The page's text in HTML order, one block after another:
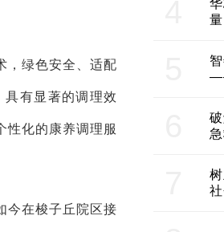
，绿色安全、适配
有显著的调理效
性化的康养调理服
今在梭子丘院区接
智